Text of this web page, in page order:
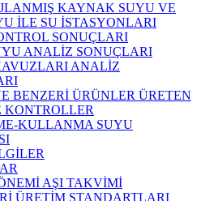
KAYNAK SUYU VE
İLE SU İSTASYONLARI
SONUÇLARI
ANALİZ SONUÇLARI
ANALİZ
BENZERİ ÜRÜNLER ÜRETEN
KONTROLLER
KULLANMA SUYU
AŞI TAKVİMİ
ÜRETİM STANDARTLARI